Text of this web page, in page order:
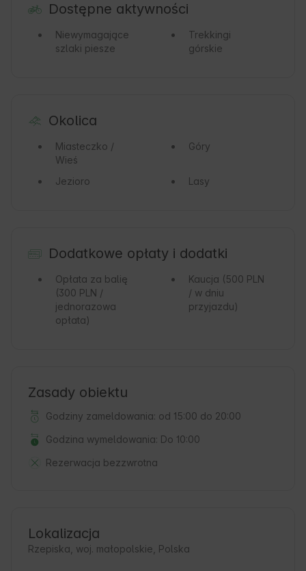
Dostępne aktywności
Niewymagające
szlaki piesze
Trekkingi
górskie
Okolica
Miasteczko /
Wieś
Góry
Jezioro Lasy
Dodatkowe opłaty i dodatki
Opłata za balię
(300 PLN /
jednorazowa
opłata)
Kaucja (500 PLN
/ w dniu
przyjazdu)
Zasady obiektu
Godziny zameldowania: od 15:00 do 20:00
Godzina wymeldowania: Do 10:00
Rezerwacja bezzwrotna
Lokalizacja
Rzepiska, woj. małopolskie, Polska